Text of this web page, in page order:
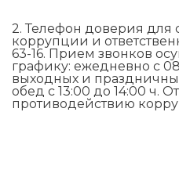
2. Телефон доверия для
коррупции и
63-16. Прием звонков
графику: ежедневно с
выходных и
обед с 13:00 до 14:00 ч.
противодействию